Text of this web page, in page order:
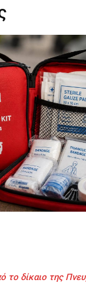
το δίκαιο της